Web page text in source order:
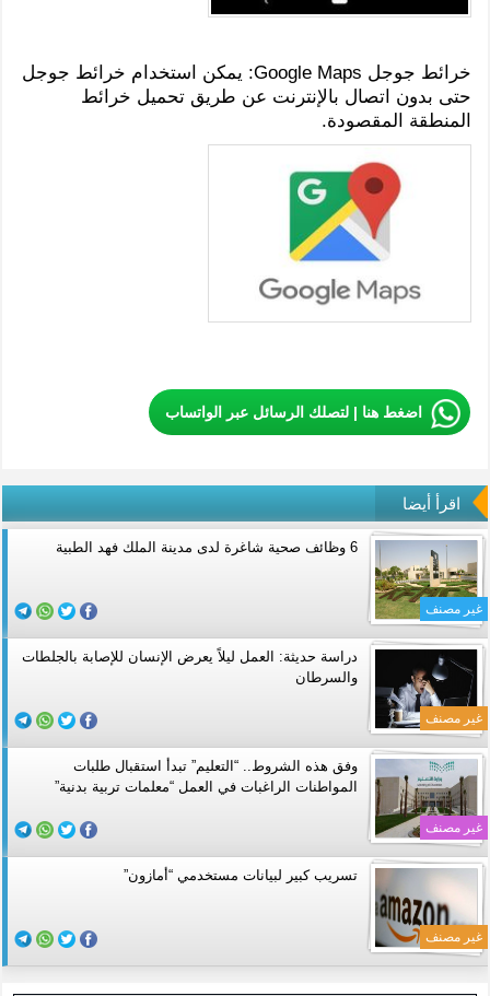
خرائط جوجل Google Maps: يمكن استخدام خرائط جوجل
حتى بدون اتصال بالإنترنت عن طريق تحميل خرائط
المنطقة المقصودة.
اضغط هنا | لتصلك الرسائل عبر الواتساب
اقرأ أيضا
غير مصنف
6 وظائف صحية شاغرة لدى مدينة الملك فهد الطبية
غير مصنف
دراسة حديثة: العمل ليلاً يعرض الإنسان للإصابة بالجلطات
والسرطان
غير مصنف
وفق هذه الشروط.. “التعليم” تبدأ استقبال طلبات
المواطنات الراغبات في العمل “معلمات تربية بدنية”
غير مصنف
تسريب كبير لبيانات مستخدمي “أمازون”